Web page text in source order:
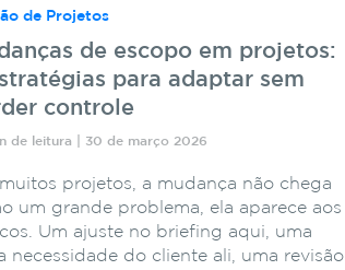
de Projetos
de escopo em projetos:
para adaptar sem
controle
de leitura | 30 de março 2026
projetos, a mudança não chega
um grande problema, ela aparece aos
Um ajuste no briefing aqui, uma
necessidade do cliente ali, uma revisão